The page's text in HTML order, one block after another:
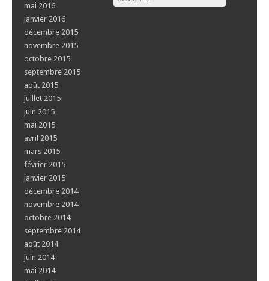
mai 2016
janvier 2016
décembre 2015
novembre 2015
octobre 2015
septembre 2015
août 2015
juillet 2015
juin 2015
mai 2015
avril 2015
mars 2015
février 2015
janvier 2015
décembre 2014
novembre 2014
octobre 2014
septembre 2014
août 2014
juin 2014
mai 2014